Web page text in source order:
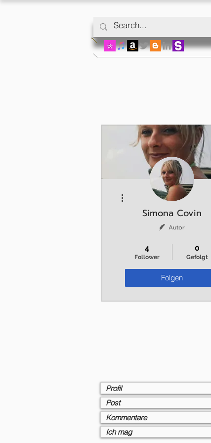
Simona Covin
Autor
4
Follower
0
Gefolgt
Folgen
Weitere Optionen
Profil
Post
Kommentare
Ich mag